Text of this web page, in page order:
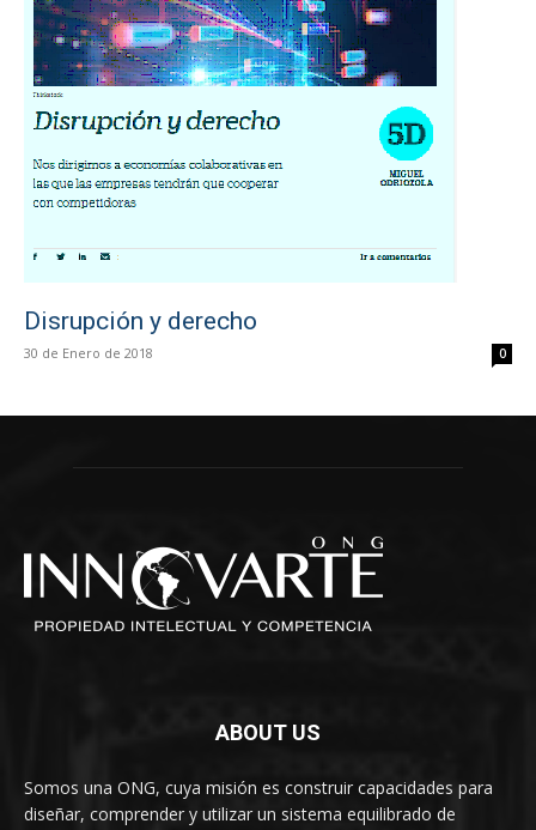
Disrupción y derecho
30 de Enero de 2018 0
ABOUT US
Somos una ONG, cuya misión es construir capacidades para
diseñar, comprender y utilizar un sistema equilibrado de